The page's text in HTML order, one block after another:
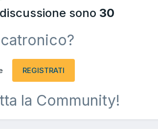
sono 30
REGISTRATI
la Community!